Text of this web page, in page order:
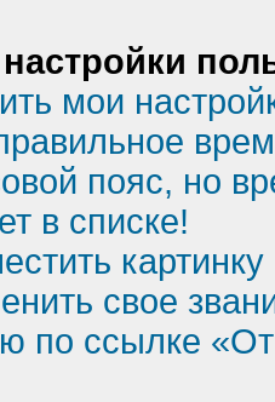
мои
пояс, но
в списке!
свое
по ссылке